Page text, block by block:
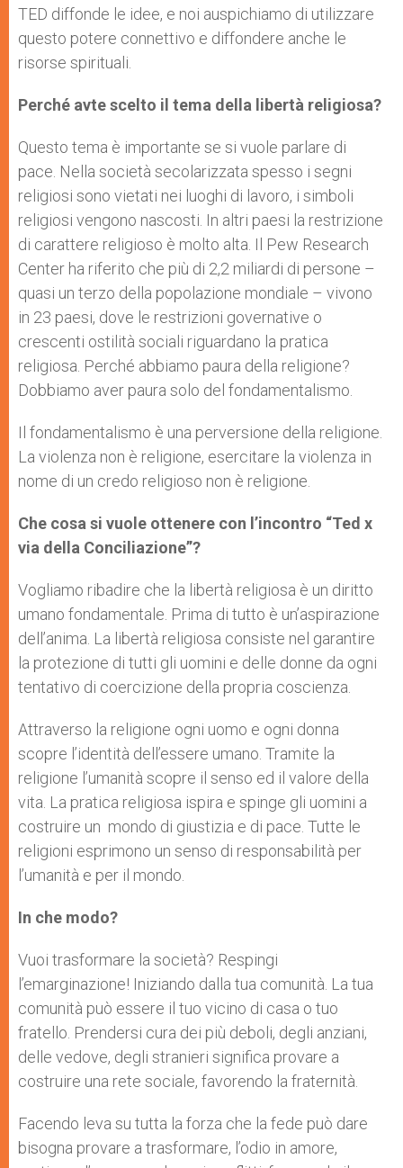
TED diffonde le idee, e noi auspichiamo di utilizzare
questo potere connettivo e diffondere anche le
risorse spirituali.
Perché avte scelto il tema della libertà religiosa?
Questo tema è importante se si vuole parlare di
pace. Nella società secolarizzata spesso i segni
religiosi sono vietati nei luoghi di lavoro, i simboli
religiosi vengono nascosti. In altri paesi la restrizione
di carattere religioso è molto alta. Il Pew Research
Center ha riferito che più di 2,2 miliardi di persone –
quasi un terzo della popolazione mondiale – vivono
in 23 paesi, dove le restrizioni governative o
crescenti ostilità sociali riguardano la pratica
religiosa. Perché abbiamo paura della religione?
Dobbiamo aver paura solo del fondamentalismo.
Il fondamentalismo è una perversione della religione.
La violenza non è religione, esercitare la violenza in
nome di un credo religioso non è religione.
Che cosa si vuole ottenere con l’incontro “Ted x
via della Conciliazione”?
Vogliamo ribadire che la libertà religiosa è un diritto
umano fondamentale. Prima di tutto è un’aspirazione
dell’anima. La libertà religiosa consiste nel garantire
la protezione di tutti gli uomini e delle donne da ogni
tentativo di coercizione della propria coscienza.
Attraverso la religione ogni uomo e ogni donna
scopre l’identità dell’essere umano. Tramite la
religione l’umanità scopre il senso ed il valore della
vita. La pratica religiosa ispira e spinge gli uomini a
costruire un mondo di giustizia e di pace. Tutte le
religioni esprimono un senso di responsabilità per
l’umanità e per il mondo.
In che modo?
Vuoi trasformare la società? Respingi
l’emarginazione! Iniziando dalla tua comunità. La tua
comunità può essere il tuo vicino di casa o tuo
fratello. Prendersi cura dei più deboli, degli anziani,
delle vedove, degli stranieri significa provare a
costruire una rete sociale, favorendo la fraternità.
Facendo leva su tutta la forza che la fede può dare
bisogna provare a trasformare, l’odio in amore,